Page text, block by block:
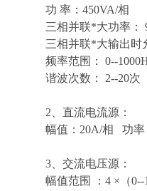
功 率：450VA/相
三相并联*大功率：
三相并联*大输出时
频率范围： 0--
谐波次数： 2--20
2、直流电流源：
幅值：20A/相 功率
3、交流电压源：
幅值范围 ：4 ×（